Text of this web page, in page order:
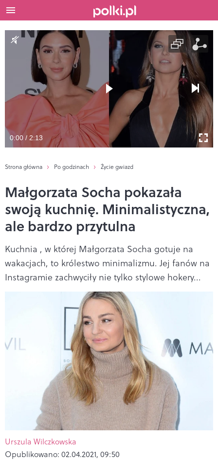
0:00 / 2:13
Strona główna Po godzinach Życie gwiazd
Małgorzata Socha pokazała
swoją kuchnię. Minimalistyczna,
ale bardzo przytulna
Kuchnia , w której Małgorzata Socha gotuje na
wakacjach, to królestwo minimalizmu. Jej fanów na
Instagramie zachwyciły nie tylko stylowe hokery...
Urszula Wilczkowska
Opublikowano: 02.04.2021, 09:50